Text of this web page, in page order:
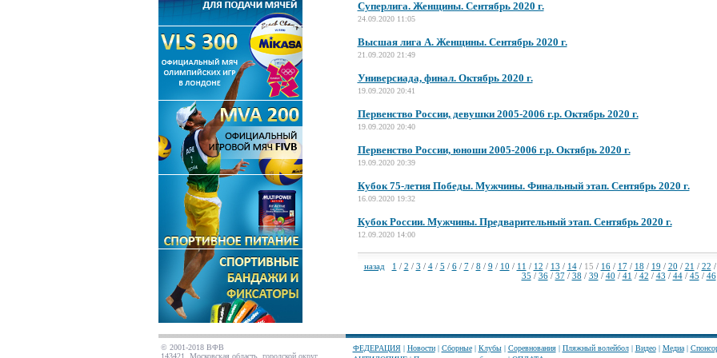
Суперлига. Женщины. Сентябрь 2020 г.
24.09.2020 11:05
Высшая лига А. Женщины. Сентябрь 2020 г.
21.09.2020 21:49
Универсиада, финал. Октябрь 2020 г.
19.09.2020 20:41
Первенство России, девушки 2005-2006 г.р. Октябрь 2020 г.
19.09.2020 20:40
Первенство России, юноши 2005-2006 г.р. Октябрь 2020 г.
19.09.2020 20:39
Кубок 75-летия Победы. Мужчины. Финальный этап. Сентябрь 2020 г.
16.09.2020 19:32
Кубок России. Мужчины. Предварительный этап. Сентябрь 2020 г.
12.09.2020 14:00
назад 1 / 2 / 3 / 4/ 5 / 6/ 7/ 8 / 9 / 10 / 11 / 12 / 13 / 14/ 15 / 16/ 17/ 18 / 19 / 20 / 21 / 22 /
35 / 36/ 37/ 38 / 39 / 40 / 41 / 42 / 43 / 44/ 45 / 46
© 2001-2018 ВФВ
143421, Московская область, городской округ
ФЕДЕРАЦИЯ| Новости| Сборные| Клубы| Соревнования| Пляжный волейбол| Видео| Медиа|